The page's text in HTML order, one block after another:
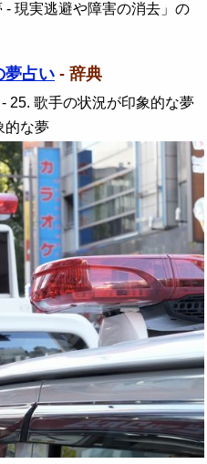
現実逃避や障害の消去」の
夢占い - 辞典
- 25. 歌手の状況が印象的な夢
的な夢